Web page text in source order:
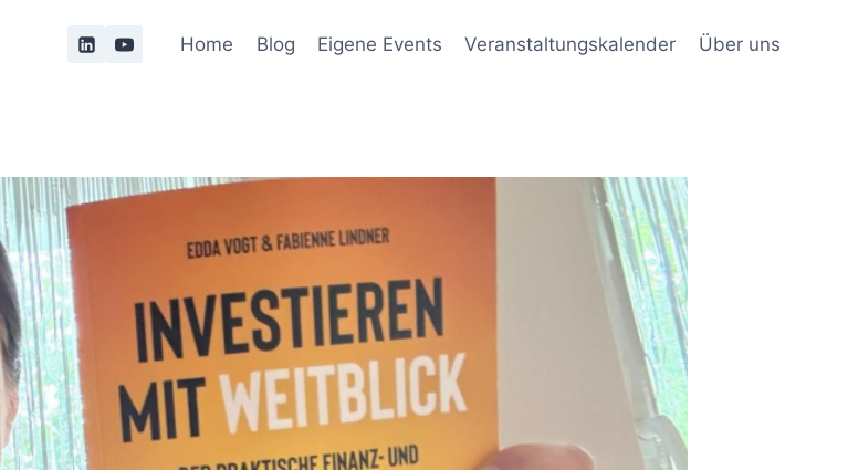
Home Blog Eigene Events Veranstaltungskalender Über uns